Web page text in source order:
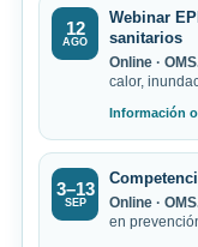
12
AGO
Webinar
sanitarios
Online ·
calor,
Información
3–13
SEP Online ·
en